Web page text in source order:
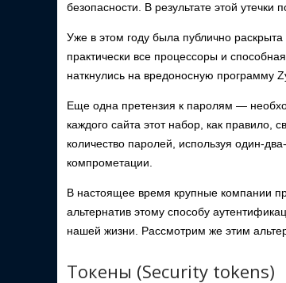
безопасности. В результате этой утечки
Уже в этом году была публично
практически все процессоры и
наткнулись на вредоносную программу
Еще одна претензия к паролям —
каждого сайта этот набор, как
количество паролей, используя один-
компрометации.
В настоящее время крупные компании
альтернатив этому способу
нашей жизни. Рассмотрим же этим
Токены (Security tokens)